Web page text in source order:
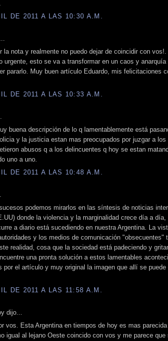
DE 2011 A LAS 10:30 A.M.
la nota y realmente no puedo dejar de coincidir con
urgente, esto se va a transformar en un caos y
pararlo. Muy buen artículo Eduardo, mis felicitaciones
DE 2011 A LAS 10:33 A.M.
buena descripción de lo q lamentablemente está
y la justicia estan mas preocupados por juzgar a
abusos q a los delincuentes q hoy se estan
uno a uno.
DE 2011 A LAS 10:48 A.M.
podemos mirarlos en las síntesis de noticias
donde la violencia y la marginalidad crece día a día,
a diario está sucediendo en nuestra Argentina. La
y los medios de comunicación "obsecuentes"
realidad, cosa que la sociedad está padeciendo y
una pronta solución a estos lamentables
por el artículo y muy original la imagen que allí se puede
DE 2011 A LAS 11:58 A.M.
dijo...
vos. Esta Argentina en tiempos de hoy es mas
igual al lejano Oeste coincido con vos y me parece que